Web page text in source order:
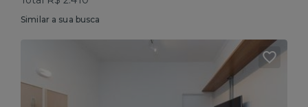
Similar a sua busca